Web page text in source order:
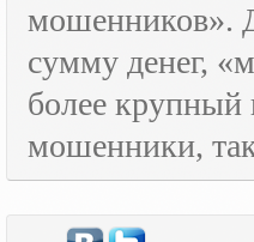
мошенников».
сумму денег,
более крупный
мошенники, так